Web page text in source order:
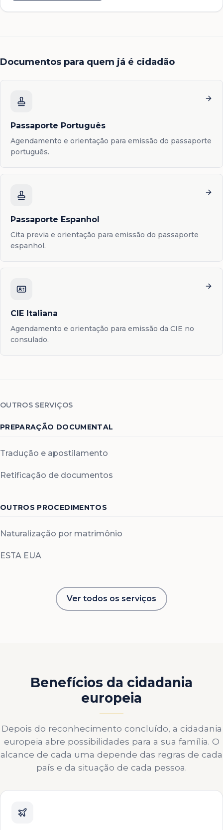
Documentos para quem já é cidadão
Passaporte Português
Agendamento e orientação para emissão do passaporte
português.
Passaporte Espanhol
Cita previa e orientação para emissão do passaporte
espanhol.
CIE Italiana
Agendamento e orientação para emissão da CIE no
consulado.
OUTROS SERVIÇOS
PREPARAÇÃO DOCUMENTAL
Tradução e apostilamento
Retificação de documentos
OUTROS PROCEDIMENTOS
Naturalização por matrimônio
ESTA EUA
Ver todos os serviços
Benefícios da cidadania
europeia
Depois do reconhecimento concluído, a cidadania
europeia abre possibilidades para a sua família. O
alcance de cada uma depende das regras de cada
país e da situação de cada pessoa.